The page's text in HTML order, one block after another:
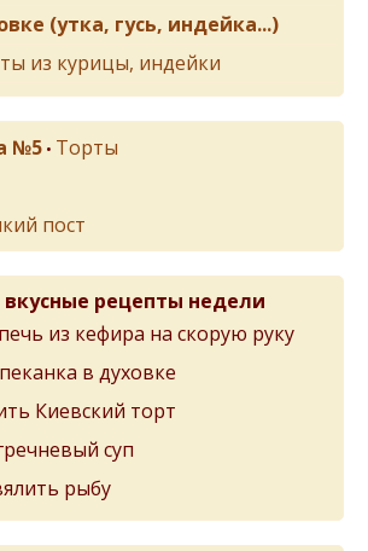
(утка, гусь, индейка...)
из курицы, индейки
№5 • Торты
пост
рецепты недели
из кефира на скорую руку
в духовке
Киевский торт
суп
рыбу